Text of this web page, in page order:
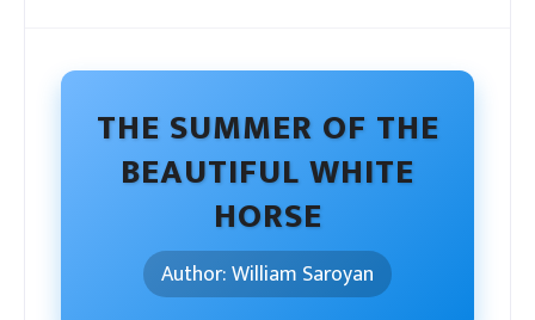
THE SUMMER OF THE
BEAUTIFUL WHITE
HORSE
Author: William Saroyan